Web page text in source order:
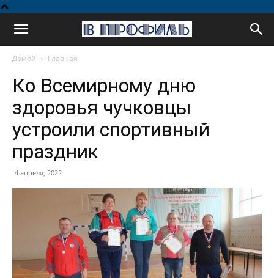
Домой Главная
Ко Всемирному дню
здоровья чучковцы
устроили спортивный
праздник
4 апреля, 2022